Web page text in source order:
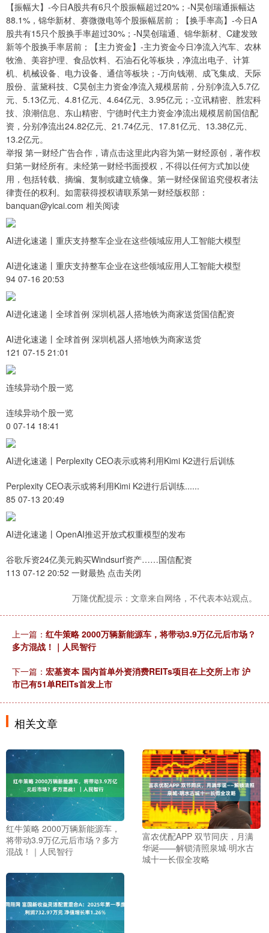
【振幅大】-今日A股共有6只个股振幅超过20%；-N昊创瑞通振幅达
88.1%，锦华新材、赛微微电等个股振幅居前；【换手率高】-今日A
股共有15只个股换手率超过30%；-N昊创瑞通、锦华新材、C建发致
新等个股换手率居前；【主力资金】-主力资金今日净流入汽车、农林
牧渔、美容护理、食品饮料、石油石化等板块，净流出电子、计算
机、机械设备、电力设备、通信等板块；-万向钱潮、成飞集成、天际
股份、蓝黛科技、C昊创主力资金净流入规模居前，分别净流入5.7亿
元、5.13亿元、4.81亿元、4.64亿元、3.95亿元；-立讯精密、胜宏科
技、浪潮信息、东山精密、宁德时代主力资金净流出规模居前国信配
资，分别净流出24.82亿元、21.74亿元、17.81亿元、13.38亿元、
13.2亿元。
举报 第一财经广告合作，请点击这里此内容为第一财经原创，著作权
归第一财经所有。未经第一财经书面授权，不得以任何方式加以使
用，包括转载、摘编、复制或建立镜像。第一财经保留追究侵权者法
律责任的权利。如需获得授权请联系第一财经版权部：
banquan@yicai.com 相关阅读
AI进化速递丨重庆支持整车企业在这些领域应用人工智能大模型
AI进化速递丨重庆支持整车企业在这些领域应用人工智能大模型
94 07-16 20:53
AI进化速递丨全球首例 深圳机器人搭地铁为商家送货国信配资
AI进化速递丨全球首例 深圳机器人搭地铁为商家送货
121 07-15 21:01
连续异动个股一览
连续异动个股一览
0 07-14 18:41
AI进化速递丨Perplexity CEO表示或将利用Kimi K2进行后训练
Perplexity CEO表示或将利用Kimi K2进行后训练......
85 07-13 20:49
AI进化速递丨OpenAI推迟开放式权重模型的发布
谷歌斥资24亿美元购买Windsurf资产……国信配资
113 07-12 20:52 一财最热 点击关闭
万隆优配提示：文章来自网络，不代表本站观点。
上一篇： 红牛策略 2000万辆新能源车，将带动3.9万亿元后市场？
多方混战！｜人民智行
下一篇： 宏基资本 国内首单外资消费REITs项目在上交所上市 沪
市已有51单REITs首发上市
相关文章
红牛策略 2000万辆新能源车，
将带动3.9万亿元后市场？多方
混战！｜人民智行
富农优配APP 双节同庆，月满
华诞——解锁清照泉城·明水古
城十一长假全攻略